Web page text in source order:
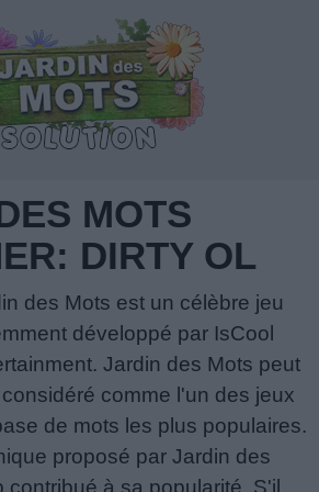
MOTS
DIRTY OL
des Mots est un célèbre jeu
développé par IsCool
Jardin des Mots peut
comme l'un des jeux
de mots les plus populaires.
proposé par Jardin des
à sa popularité. S'il